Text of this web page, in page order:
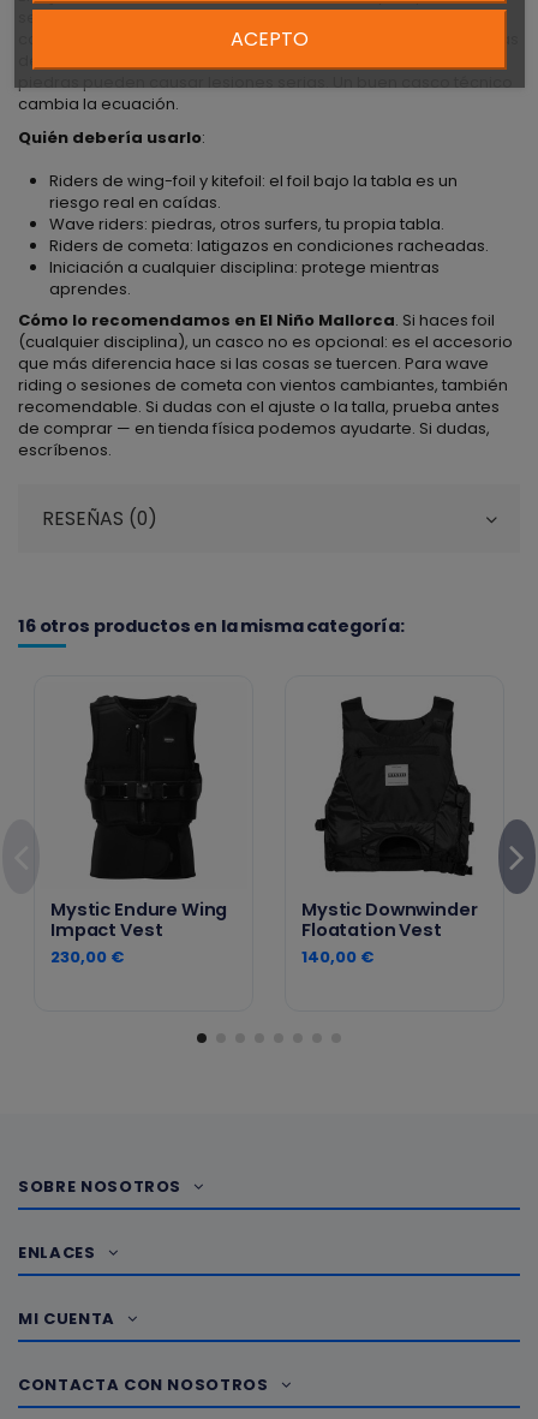
sesiones de wing, kite, foil y wave riding. La protección de
cabeza está infrautilizada en estos deportes — un foil con palas
cambia la ecuación.
Quién debería usarlo:
Riders de wing-foil y kitefoil: el foil bajo la tabla es un
riesgo real en caídas.
Wave riders: piedras, otros surfers, tu propia tabla.
Riders de cometa: latigazos en condiciones racheadas.
Iniciación a cualquier disciplina: protege mientras
aprendes.
Cómo lo recomendamos en El Niño Mallorca. Si haces foil
(cualquier disciplina), un casco no es opcional: es el accesorio
que más diferencia hace si las cosas se tuercen. Para wave
riding o sesiones de cometa con vientos cambiantes, también
recomendable. Si dudas con el ajuste o la talla, prueba antes
de comprar — en tienda física podemos ayudarte. Si dudas,
escríbenos.
RESEÑAS (0)
16 otros productos en la misma categoría:
Mystic Endure Wing
Impact Vest
230,00 €
Mystic Downwinder
Floatation Vest
140,00 €
SOBRE NOSOTROS
ENLACES
MI CUENTA
CONTACTA CON NOSOTROS
ACEPTO